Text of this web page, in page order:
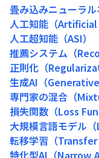
畳み込みニューラル
人工知能（
人工超知能（ASI）
推薦システム（
正則化（
生成AI（Generative
専門家の混合（
損失関数（Loss
大規模言語モデル
転移学習（Transfer
特化型AI（Narrow